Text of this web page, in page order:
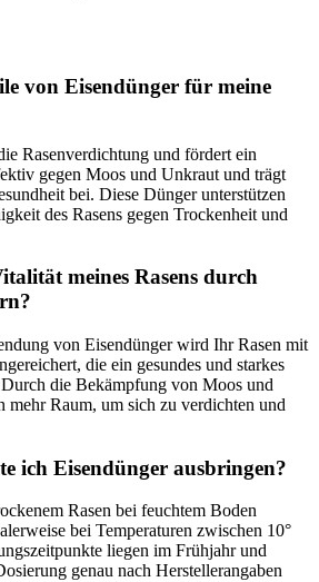
von Eisendünger für meine
Rasenverdichtung und fördert ein
gegen Moos und Unkraut und trägt
bei. Diese Dünger unterstützen
des Rasens gegen Trockenheit und
meines Rasens durch
von Eisendünger wird Ihr Rasen mit
die ein gesundes und starkes
die Bekämpfung von Moos und
mehr Raum, um sich zu verdichten und
ich Eisendünger ausbringen?
Rasen bei feuchtem Boden
bei Temperaturen zwischen 10°
liegen im Frühjahr und
genau nach Herstellerangaben